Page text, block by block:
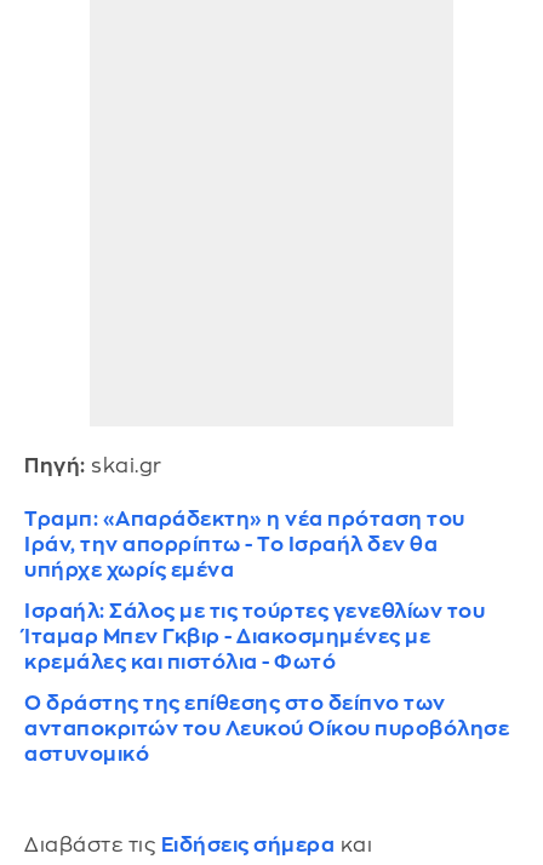
Πηγή: skai.gr
Τραμπ: «Απαράδεκτη» η νέα πρόταση του
Ιράν, την απορρίπτω - Το Ισραήλ δεν θα
υπήρχε χωρίς εμένα
Ισραήλ: Σάλος με τις τούρτες γενεθλίων του
Ίταμαρ Μπεν Γκβιρ - Διακοσμημένες με
κρεμάλες και πιστόλια - Φωτό
Ο δράστης της επίθεσης στο δείπνο των
ανταποκριτών του Λευκού Οίκου πυροβόλησε
αστυνομικό
Διαβάστε τις Ειδήσεις σήμερα και